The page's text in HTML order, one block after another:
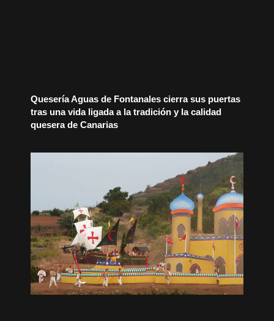
Quesería Aguas de Fontanales cierra sus puertas
tras una vida ligada a la tradición y la calidad
quesera de Canarias